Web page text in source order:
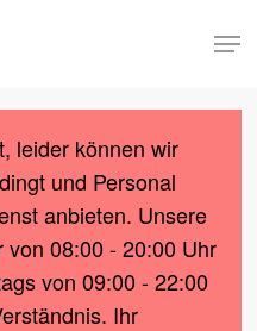
leider können wir
und Personal
anbieten. Unsere
von 08:00 - 20:00 Uhr
von 09:00 - 22:00
Ihr
Menu